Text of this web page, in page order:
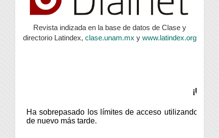
Revista indizada en la base de datos de Clase y
directorio Latindex, clase.unam.mx y www.latindex.org